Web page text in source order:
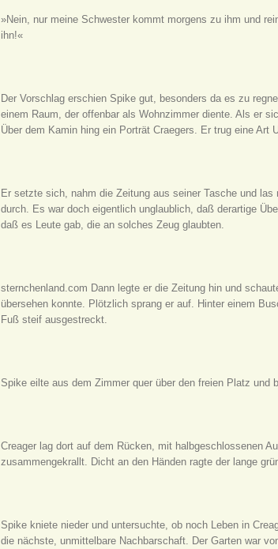
»Nein, nur meine Schwester kommt morgens zu ihm und
ihn!«
Der Vorschlag erschien Spike gut, besonders da es zu
einem Raum, der offenbar als Wohnzimmer diente. Als er
Über dem Kamin hing ein Porträt Craegers. Er trug eine Art
Er setzte sich, nahm die Zeitung aus seiner Tasche und
durch. Es war doch eigentlich unglaublich, daß derartige
daß es Leute gab, die an solches Zeug glaubten.
sternchenland.com Dann legte er die Zeitung hin und
übersehen konnte. Plötzlich sprang er auf. Hinter einem
Fuß steif ausgestreckt.
Spike eilte aus dem Zimmer quer über den freien Platz und
Creager lag dort auf dem Rücken, mit halbgeschlossenen
zusammengekrallt. Dicht an den Händen ragte der lange
Spike kniete nieder und untersuchte, ob noch Leben in
die nächste, unmittelbare Nachbarschaft. Der Garten war